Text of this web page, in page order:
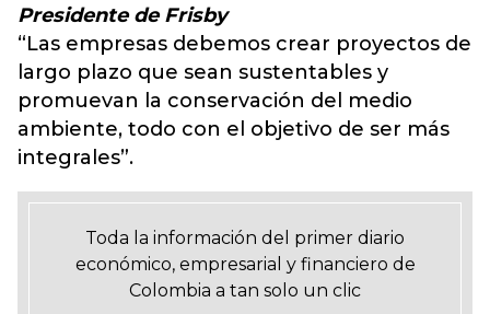
Presidente de Frisby
“Las empresas debemos crear proyectos de
largo plazo que sean sustentables y
promuevan la conservación del medio
ambiente, todo con el objetivo de ser más
integrales”.
Toda la información del primer diario
económico, empresarial y financiero de
Colombia a tan solo un clic